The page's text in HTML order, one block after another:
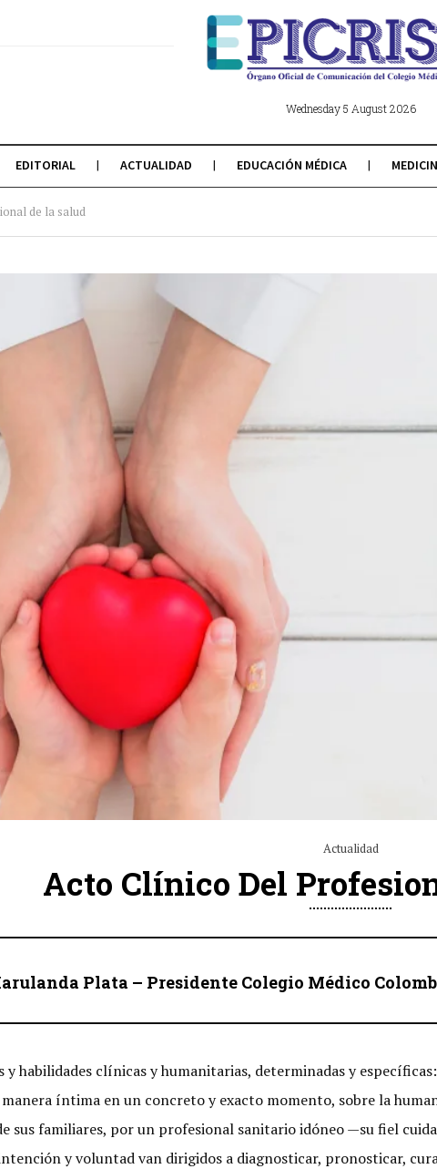
Wednesday 5 August 2026
EDITORIAL ACTUALIDAD EDUCACIÓN MÉDICA
de la salud
Actualidad
Acto Clínico Del
Plata – Presidente Colegio Médico
y habilidades clínicas y humanitarias, determinadas y
íntima en un concreto y exacto momento, sobre la
sus familiares, por un profesional sanitario idóneo —su fiel
y voluntad van dirigidos a diagnosticar, pronosticar,